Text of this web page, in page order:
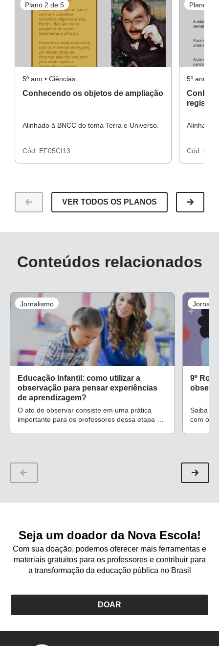
características e atividades práticas. Para maior
aprofundamento o tema, aplique as aulas posteriores a
CIE5_11TU02, CIE5_11TU03, CIE5_11TU04 e
CIE5_11TU05.
Plano 2 de 5
5º ano • Ciências
Conhecendo os objetos de ampliação
Alinhado à BNCC do tema Terra e Universo.
Cód: EF05CI13
Plano 3
5º ano •
registro
Alinhado
Cód:
VER TODOS OS PLANOS
Conteúdos relacionados
Jornalismo
Educação Infantil: como utilizar a
observação para pensar experiências
de aprendizagem?
O ato de observar consiste em uma prática
importante para os professores dessa etapa e
9º
Saiba
com os
Seja um doador da Nova Escola!
Com sua doação, podemos oferecer mais ferramentas e
materiais gratuitos para os professores e contribuir para
a transformação da educação pública no Brasil
DOAR